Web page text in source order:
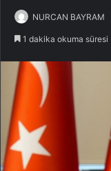
NURCAN BAYRAM
1 dakika okuma süresi